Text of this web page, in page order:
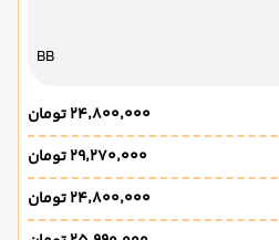
BB
۲۴٬۸۰۰٬۰۰۰ تومان
۲۹٬۲۷۰٬۰۰۰ تومان
۲۴٬۸۰۰٬۰۰۰ تومان